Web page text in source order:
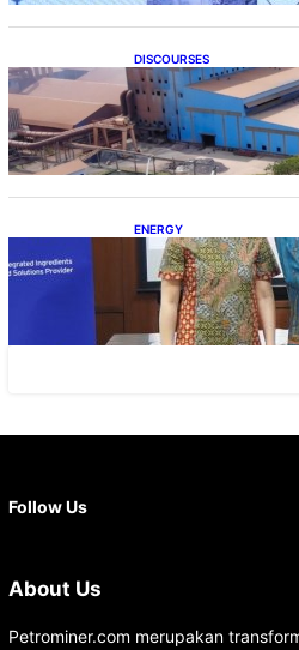
DISCOURSES
Manfaat Hilirisasi
Perlu Kaji Ulang
ENERGY
Dukung
Implementasi
Follow Us
About Us
Petrominer.com merupakan